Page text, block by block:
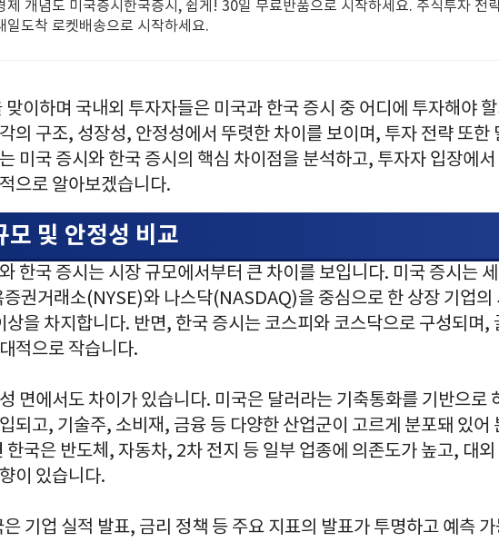
제 개념도 미국증시한국증시, 쉽게! 30일 무료반품으로 시작하세요. 주식투자 전
일도착 로켓배송으로 시작하세요.
이하며 국내외 투자자들은 미국과 한국 증시 중 어디에 투자해야
의 구조, 성장성, 안정성에서 뚜렷한 차이를 보이며, 투자 전략 또한
미국 증시와 한국 증시의 핵심 차이점을 분석하고, 투자자 입장에
으로 알아보겠습니다.
모 및 안정성 비교
한국 증시는 시장 규모에서부터 큰 차이를 보입니다. 미국 증시는
증권거래소(NYSE)와 나스닥(NASDAQ)을 중심으로 한 상장 기업의
을 차지합니다. 반면, 한국 증시는 코스피와 코스닥으로 구성되며,
적으로 작습니다.
면에서도 차이가 있습니다. 미국은 달러라는 기축통화를 기반으로
되고, 기술주, 소비재, 금융 등 다양한 산업군이 고르게 분포돼 있어
한국은 반도체, 자동차, 2차 전지 등 일부 업종에 의존도가 높고, 대
이 있습니다.
기업 실적 발표, 금리 정책 등 주요 지표의 발표가 투명하고 예측